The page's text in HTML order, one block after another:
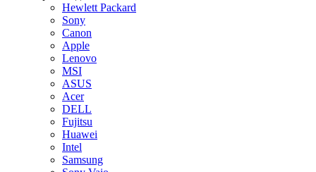
Hewlett Packard
Sony
Canon
Apple
Lenovo
MSI
ASUS
Acer
DELL
Fujitsu
Huawei
Intel
Samsung